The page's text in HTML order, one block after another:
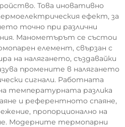
Това иновативно
ефект, за
точно при различни
Манометърът се състои
елемент, свързан с
на налягането, създавайки
промените в налягането
сигнали. Работната
температурната разлика
и референтното спаяне,
пропорционално на
Модерните термопарни